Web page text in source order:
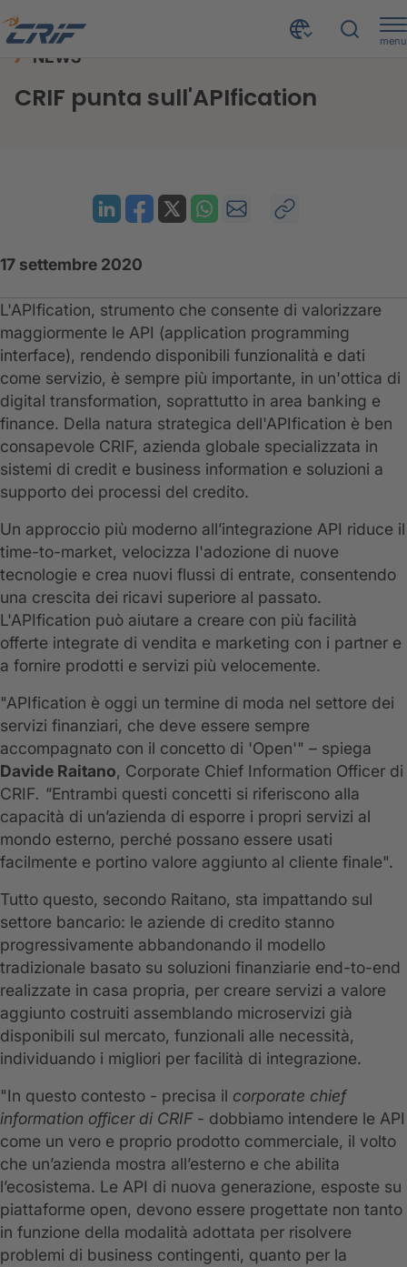
menu
Home News ed Eventi
NEWS
CRIF punta sull'APIfication
17 settembre 2020
L'APIfication, strumento che consente di valorizzare
maggiormente le API (application programming
interface), rendendo disponibili funzionalità e dati
come servizio, è sempre più importante, in un'ottica di
digital transformation, soprattutto in area banking e
finance. Della natura strategica dell'APIfication è ben
consapevole CRIF, azienda globale specializzata in
sistemi di credit e business information e soluzioni a
supporto dei processi del credito.
Un approccio più moderno all’integrazione API riduce il
time-to-market, velocizza l'adozione di nuove
tecnologie e crea nuovi flussi di entrate, consentendo
una crescita dei ricavi superiore al passato.
L'APIfication può aiutare a creare con più facilità
offerte integrate di vendita e marketing con i partner e
a fornire prodotti e servizi più velocemente.
"APIfication è oggi un termine di moda nel settore dei
servizi finanziari, che deve essere sempre
accompagnato con il concetto di 'Open'" – spiega
Davide Raitano, Corporate Chief Information Officer di
CRIF. "Entrambi questi concetti si riferiscono alla
capacità di un’azienda di esporre i propri servizi al
mondo esterno, perché possano essere usati
facilmente e portino valore aggiunto al cliente finale".
Tutto questo, secondo Raitano, sta impattando sul
settore bancario: le aziende di credito stanno
progressivamente abbandonando il modello
tradizionale basato su soluzioni finanziarie end-to-end
realizzate in casa propria, per creare servizi a valore
aggiunto costruiti assemblando microservizi già
disponibili sul mercato, funzionali alle necessità,
individuando i migliori per facilità di integrazione.
"In questo contesto - precisa il corporate chief
information officer di CRIF- dobbiamo intendere le API
come un vero e proprio prodotto commerciale, il volto
che un’azienda mostra all’esterno e che abilita
l’ecosistema. Le API di nuova generazione, esposte su
piattaforme open, devono essere progettate non tanto
in funzione della modalità adottata per risolvere
problemi di business contingenti, quanto per la